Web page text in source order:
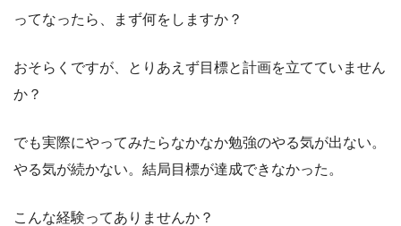
ってなったら、まず何をしますか？
おそらくですが、とりあえず目標と計画を立てていません
か？
でも実際にやってみたらなかなか勉強のやる気が出ない。
やる気が続かない。結局目標が達成できなかった。
こんな経験ってありませんか？